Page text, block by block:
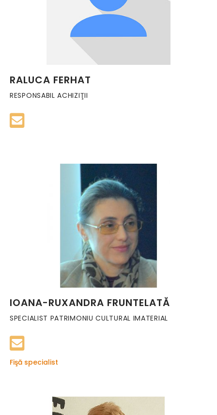
RALUCA FERHAT
RESPONSABIL ACHIZIŢII
IOANA-RUXANDRA FRUNTELATĂ
SPECIALIST PATRIMONIU CULTURAL IMATERIAL
Fişă specialist